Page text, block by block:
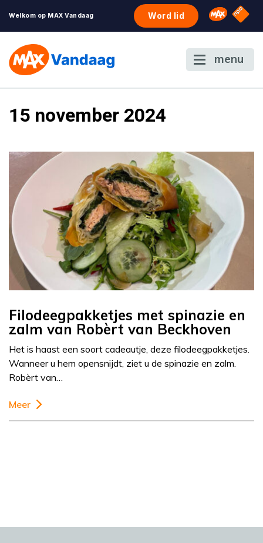
Welkom op MAX Vandaag Word lid Omroep
NPO
menu
15 november 2024
Filodeegpakketjes met spinazie en
zalm van Robèrt van Beckhoven
Het is haast een soort cadeautje, deze filodeegpakketjes.
Wanneer u hem opensnijdt, ziet u de spinazie en zalm.
Robèrt van…
Meer